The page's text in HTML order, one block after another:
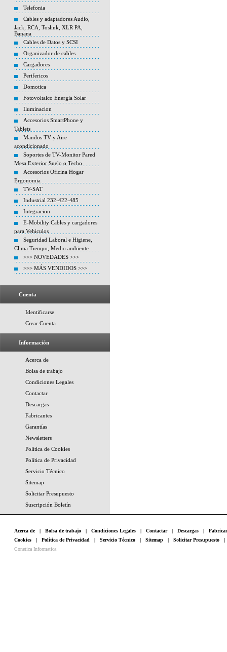
Telefonia
Cables y adaptadores Audio,
Jack, RCA, Toslink, XLR PA,
Banana
Cables de Datos y SCSI
Organizador de cables
Cargadores
Perifericos
Domotica
Fotovoltaico Energia Solar
Iluminacion
Accesorios SmartPhone y
Tablets
Mandos TV y Aire
acondicionado
Soportes de TV-Monitor Pared
Mesa Exterior Suelo o Techo
Accesorios Oficina Hogar
Ergonomia
TV-SAT
Industrial 232-422-485
Integracion
E-Mobility Cables y cargadores
para Vehiculos
Seguridad Laboral e Higiene,
Clima Tiempo, Medio ambiente
>>> NOVEDADES >>>
>>> MÁS VENDIDOS >>>
Cuenta
Identificarse
Crear Cuenta
Información
Acerca de
Bolsa de trabajo
Condiciones Legales
Contactar
Descargas
Fabricantes
Garantías
Newsletters
Política de Cookies
Política de Privacidad
Servicio Técnico
Sitemap
Solicitar Presupuesto
Suscripción Boletín
Acerca de| Bolsa de trabajo | Condiciones Legales | Contactar| Descargas |
Cookies | Política de Privacidad | Servicio Técnico | Sitemap | Solicitar Presupuesto
Conetica Informatica